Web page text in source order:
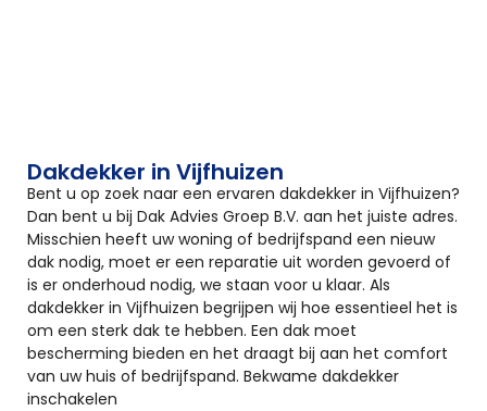
Dakdekker in Vijfhuizen
Bent u op zoek naar een ervaren dakdekker in Vijfhuizen?
Dan bent u bij Dak Advies Groep B.V. aan het juiste adres.
Misschien heeft uw woning of bedrijfspand een nieuw
dak nodig, moet er een reparatie uit worden gevoerd of
is er onderhoud nodig, we staan voor u klaar. Als
dakdekker in Vijfhuizen begrijpen wij hoe essentieel het is
om een sterk dak te hebben. Een dak moet
bescherming bieden en het draagt bij aan het comfort
van uw huis of bedrijfspand. Bekwame dakdekker
inschakelen